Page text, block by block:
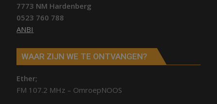
7773 NM Hardenberg
0523 760 788
ANBI
WAAR ZIJN WE TE ONTVANGEN?
Ether;
FM 107.2 MHz – OmroepNOOS